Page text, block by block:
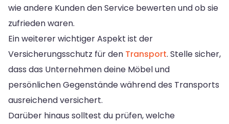
wie andere Kunden den Service bewerten und ob sie
zufrieden waren.
Ein weiterer wichtiger Aspekt ist der
Versicherungsschutz für den Transport. Stelle sicher,
dass das Unternehmen deine Möbel und
persönlichen Gegenstände während des Transports
ausreichend versichert.
Darüber hinaus solltest du prüfen, welche